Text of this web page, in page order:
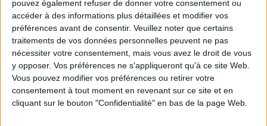
pouvez également refuser de donner votre consentement ou
accéder à des informations plus détaillées et modifier vos
préférences avant de consentir. Veuillez noter que certains
traitements de vos données personnelles peuvent ne pas
nécessiter votre consentement, mais vous avez le droit de vous
y opposer. Vos préférences ne s'appliqueront qu’à ce site Web.
Vous pouvez modifier vos préférences ou retirer votre
consentement à tout moment en revenant sur ce site et en
cliquant sur le bouton "Confidentialité" en bas de la page Web.
initialement).
Cette prolongation avait été annoncée le 20 juin
dernier par le Gouvernement via un communiqué
de presse.
https://www.legifrance.gouv.fr/jorf/id/